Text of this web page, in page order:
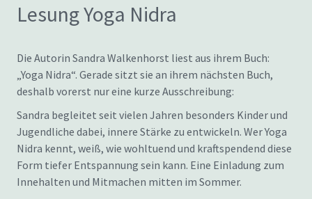
Lesung Yoga Nidra
Die Autorin Sandra Walkenhorst liest aus ihrem Buch:
„Yoga Nidra“. Gerade sitzt sie an ihrem nächsten Buch,
deshalb vorerst nur eine kurze Ausschreibung:
Sandra begleitet seit vielen Jahren besonders Kinder und
Jugendliche dabei, innere Stärke zu entwickeln. Wer Yoga
Nidra kennt, weiß, wie wohltuend und kraftspendend diese
Form tiefer Entspannung sein kann. Eine Einladung zum
Innehalten und Mitmachen mitten im Sommer.